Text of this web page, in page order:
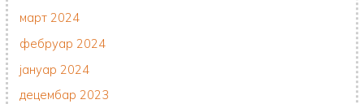
март 2024
фебруар 2024
јануар 2024
децембар 2023